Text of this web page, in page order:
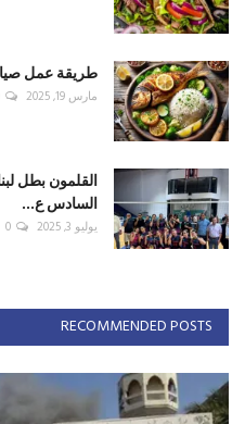
طريقة عمل
مارس 19, 2025
القلمون بطل
السادس ع...
يوليو 3, 2025 0
RECOMMENDED POSTS